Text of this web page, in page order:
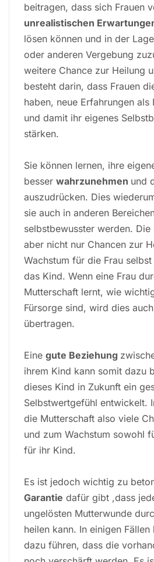
beitragen, dass sich Frauen
unrealistischen
lösen können und in der
oder anderen Vergebung
weitere Chance zur Heilung
besteht darin, dass Frauen
haben, neue Erfahrungen als
und damit ihr eigenes
stärken.
Sie können lernen, ihre
besser wahrzunehmen und
auszudrücken. Dies
sie auch in anderen
selbstbewusster werden.
aber nicht nur Chancen zur
Wachstum für die Frau
das Kind. Wenn eine Frau
Mutterschaft lernt, wie
Fürsorge sind, wird dies
übertragen.
Eine gute Beziehung
ihrem Kind kann somit dazu
dieses Kind in Zukunft ein
Selbstwertgefühl entwickelt.
die Mutterschaft also viele
und zum Wachstum sowohl
für ihr Kind.
Es ist jedoch wichtig zu
Garantie dafür gibt ,dass
ungelösten Mutterwunde
heilen kann. In einigen
dazu führen, dass die